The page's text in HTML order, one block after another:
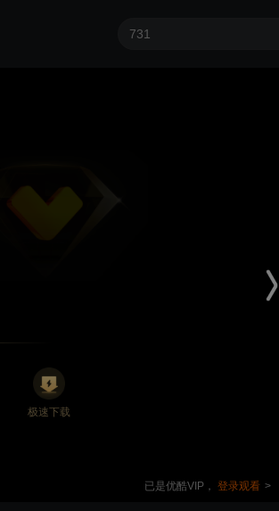
极速下载
已是优酷VIP， 登录观看 >